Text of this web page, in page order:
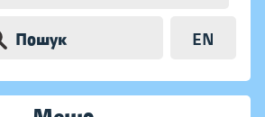
Пошук EN